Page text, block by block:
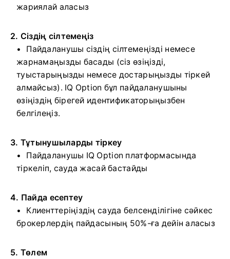
жариялай аласыз
2. Сіздің сілтемеңіз
Пайдаланушы сіздің сілтемеңізді немесе
жарнамаңызды басады (сіз өзіңізді,
туыстарыңызды немесе достарыңызды тіркей
алмайсыз). IQ Option бұл пайдаланушыны
өзіңіздің бірегей идентификаторыңызбен
белгілеңіз.
3. Тұтынушыларды тіркеу
Пайдаланушы IQ Option платформасында
тіркеліп, сауда жасай бастайды
4. Пайда есептеу
Клиенттеріңіздің сауда белсенділігіне сәйкес
брокерлердің пайдасының 50%-ға дейін аласыз
5. Төлем